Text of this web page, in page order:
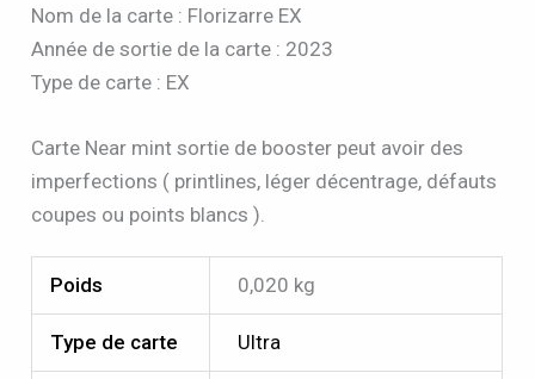
Nom de la carte : Florizarre EX
Année de sortie de la carte : 2023
Type de carte : EX
Carte Near mint sortie de booster peut avoir des
imperfections ( printlines, léger décentrage, défauts
coupes ou points blancs ).
Poids 0,020 kg
Type de carte Ultra